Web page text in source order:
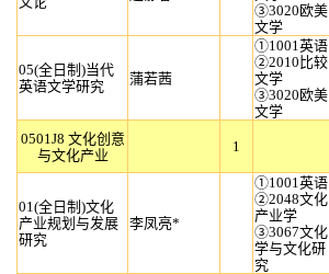
③3020欧美
文学
05(全日制)当代
英语文学研究
蒲若茜
①1001英语
②2010比较
文学
③3020欧美
文学
0501J8 文化创意
与文化产业
1
01(全日制)文化
产业规划与发展
研究
李凤亮*
①1001英语
②2048文化
产业学
③3067文化
学与文化研
究